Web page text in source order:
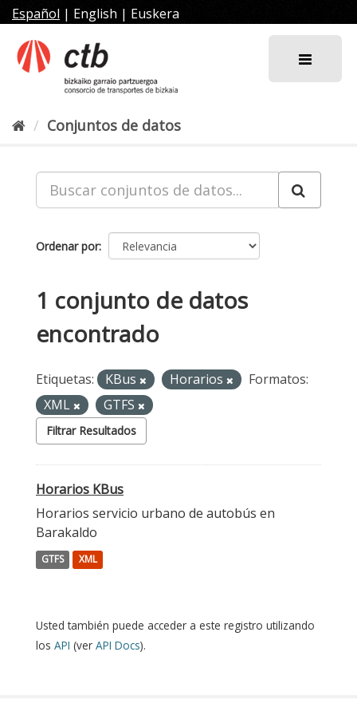
al
contenido
Español | English | Euskera
Conjuntos de datos
Ordenar por
1 conjunto de datos
encontrado
Etiquetas: KBus Horarios
Formatos:
XML
GTFS
Filtrar Resultados
Horarios KBus
Horarios servicio urbano de autobús en
Barakaldo
GTFS XML
Usted también puede acceder a este registro utilizando
los API (ver API Docs).